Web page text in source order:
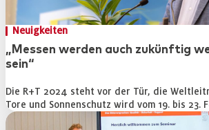
Neuigkeiten
„Messen werden auch zukünftig
sein“
Die R+T 2024 steht vor der Tür, die
Tore und Sonnenschutz wird vom 19. bis 23.